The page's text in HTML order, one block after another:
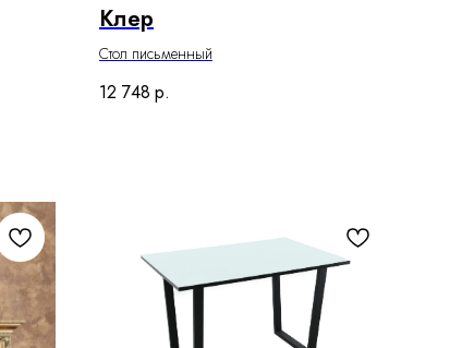
Клер
Стол письменный
12 748 р.